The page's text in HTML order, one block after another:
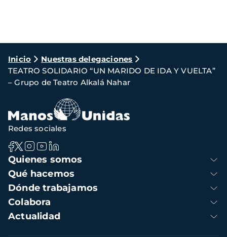
Ruta
de
navegación
Inicio
Nuestras delegaciones
TEATRO SOLIDARIO “UN MARIDO DE IDA Y VUELTA”
– Grupo de Teatro Alkalá Nahar
Navegación
principal
Quienes somos
Qué hacemos
Dónde trabajamos
Colabora
Actualidad
Redes sociales